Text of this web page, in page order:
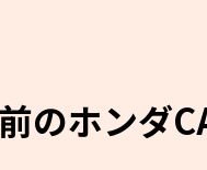
のホンダ